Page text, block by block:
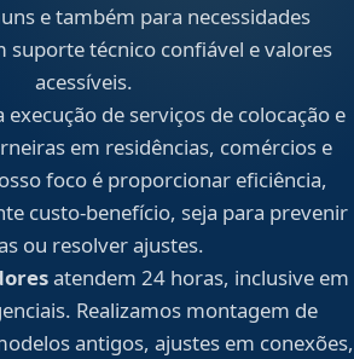
e também para necessidades
suporte técnico confiável e valores
acessíveis.
de serviços de colocação e
em residências, comércios e
foco é proporcionar eficiência,
custo-benefício, seja para prevenir
ou resolver ajustes.
atendem 24 horas, inclusive em
Realizamos montagem de
antigos, ajustes em conexões,